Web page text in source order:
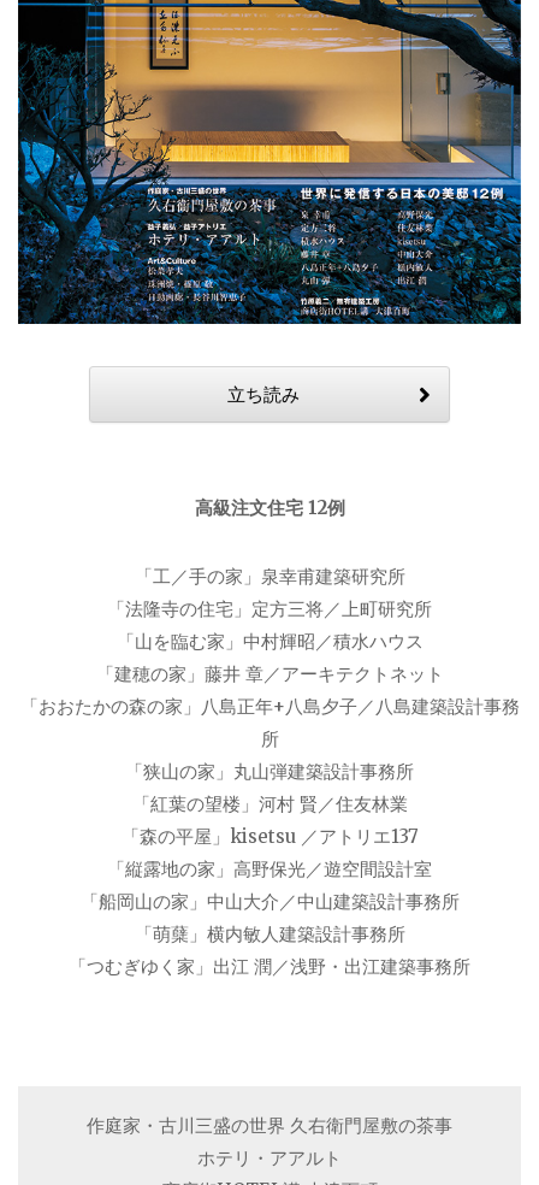
立ち読み
高級注文住宅 12例
「工／手の家」泉幸甫建築研究所
「法隆寺の住宅」定方三将／上町研究所
「山を臨む家」中村輝昭／積水ハウス
「建穂の家」藤井 章／アーキテクトネット
「おおたかの森の家」八島正年+八島夕子／八島建築設計事務
所
「狭山の家」丸山弾建築設計事務所
「紅葉の望楼」河村 賢／住友林業
「森の平屋」kisetsu ／アトリエ137
「縦露地の家」高野保光／遊空間設計室
「船岡山の家」中山大介／中山建築設計事務所
「萌蘖」横内敏人建築設計事務所
「つむぎゆく家」出江 潤／浅野・出江建築事務所
作庭家・古川三盛の世界 久右衛門屋敷の茶事
ホテリ・アアルト